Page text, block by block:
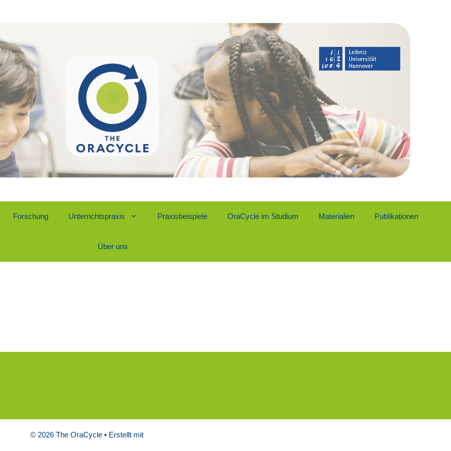
For­schung Unter­richts­pra­xis Pra­xis­bei­spie­le Ora­Cy­cle im Stu­di­um Mate­ria­li­en Publi­ka­tio­nen
Über uns
© 2026 The OraCycle• Erstellt mit